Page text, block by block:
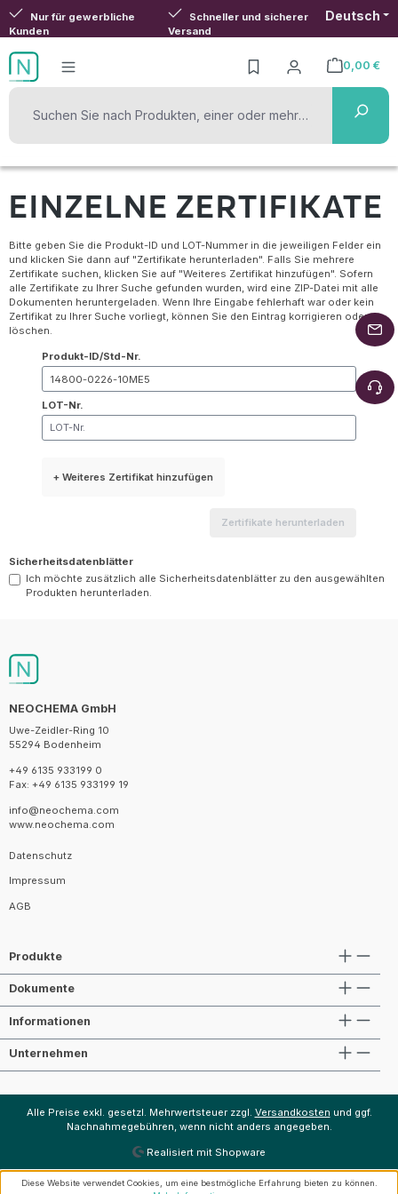
Zum Hauptinhalt springen
Nur für gewerbliche
Kunden
Schneller und sicherer
Versand
Deutsch
0,00 €
Warenkorb
EINZELNE ZERTIFIKATE
Bitte geben Sie die Produkt-ID und LOT-Nummer in die jeweiligen Felder ein
und klicken Sie dann auf "Zertifikate herunterladen". Falls Sie mehrere
Zertifikate suchen, klicken Sie auf "Weiteres Zertifikat hinzufügen". Sofern
alle Zertifikate zu Ihrer Suche gefunden wurden, wird eine ZIP-Datei mit alle
Dokumenten heruntergeladen. Wenn Ihre Eingabe fehlerhaft war oder kein
Zertifikat zu Ihrer Suche vorliegt, können Sie den Eintrag korrigieren oder
löschen.
Produkt-ID/Std-Nr.
LOT-Nr.
+ Weiteres Zertifikat hinzufügen
Zertifikate herunterladen
Sicherheitsdatenblätter
Ich möchte zusätzlich alle Sicherheitsdatenblätter zu den ausgewählten
Produkten herunterladen.
NEOCHEMA GmbH
Uwe-Zeidler-Ring 10
55294 Bodenheim
+49 6135 933199 0
Fax: +49 6135 933199 19
info@neochema.com
www.neochema.com
Datenschutz
Impressum
AGB
Produkte
Dokumente
Informationen
Unternehmen
Alle Preise exkl. gesetzl. Mehrwertsteuer zzgl. Versandkosten und ggf.
Nachnahmegebühren, wenn nicht anders angegeben.
Realisiert mit Shopware
Diese Website verwendet Cookies, um eine bestmögliche Erfahrung bieten zu können.